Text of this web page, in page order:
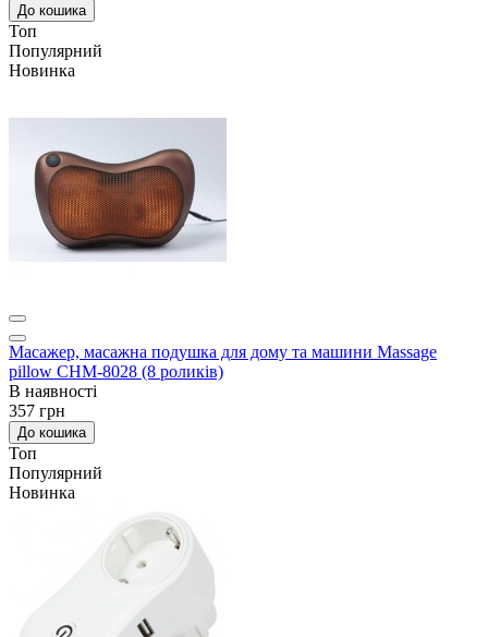
До кошика
Топ
Популярний
Новинка
Масажер, масажна подушка для дому та машини Massage
pillow CHM-8028 (8 роликів)
В наявності
357 грн
До кошика
Топ
Популярний
Новинка